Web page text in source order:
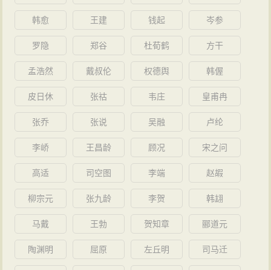
韩愈 王建 钱起 岑参
罗隐 郑谷 杜荀鹤 方干
孟浩然 戴叔伦 权德舆 韩偓
皮日休 张祜 韦庄 皇甫冉
张乔 张说 吴融 卢纶
李峤 王昌龄 顾况 宋之问
高适 司空图 李端 赵嘏
柳宗元 张九龄 李贺 韩翃
马戴 王勃 贺知章 郦道元
陶渊明 屈原 左丘明 司马迁